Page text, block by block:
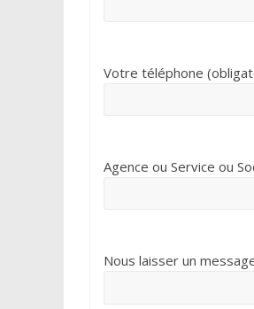
Votre téléphone
Agence ou Service ou
Nous laisser un